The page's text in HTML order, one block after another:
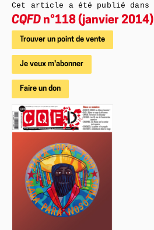
Cet article a été publié dans
CQFD n°118 (janvier 2014)
Trouver un point de vente
Je veux m'abonner
Faire un don